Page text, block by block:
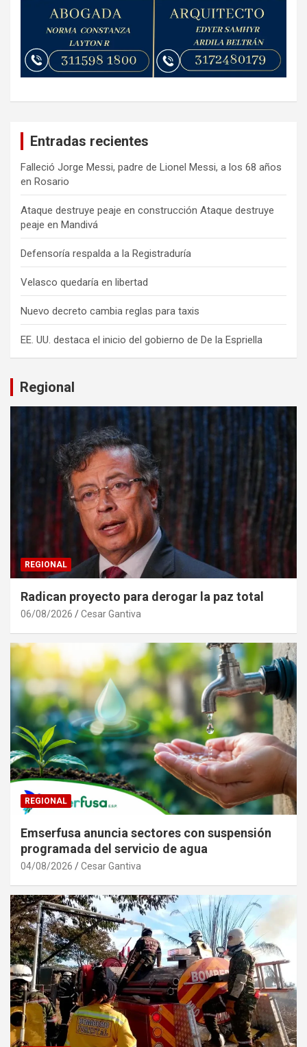
Entradas recientes
Falleció Jorge Messi, padre de Lionel Messi, a los 68 años
en Rosario
Ataque destruye peaje en construcción Ataque destruye
peaje en Mandivá
Defensoría respalda a la Registraduría
Velasco quedaría en libertad
Nuevo decreto cambia reglas para taxis
EE. UU. destaca el inicio del gobierno de De la Espriella
Regional
REGIONAL
Radican proyecto para derogar la paz total
06/08/2026 Cesar Gantiva
REGIONAL
Emserfusa anuncia sectores con suspensión
programada del servicio de agua
04/08/2026 Cesar Gantiva